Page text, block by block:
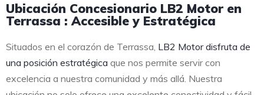
Ubicación Concesionario LB2 Motor en
Terrassa : Accesible y Estratégica
Situados en el corazón de Terrassa, LB2 Motor disfruta de
una posición estratégica que nos permite servir con
excelencia a nuestra comunidad y más allá. Nuestra